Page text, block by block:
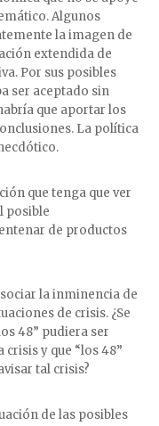
Algunos
la imagen de
extendida de
Por sus posibles
ser aceptado sin
que aportar los
La política
que tenga que ver
posible
de productos
la inminencia de
de crisis. ¿Se
48” pudiera ser
y que “los 48”
tal crisis?
de las posibles